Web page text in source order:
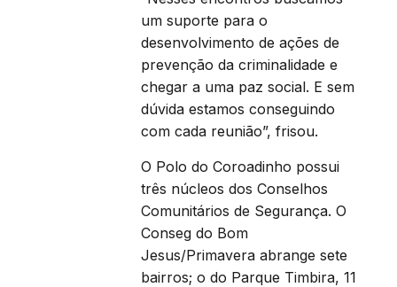
um suporte para o
desenvolvimento de ações de
prevenção da criminalidade e
chegar a uma paz social. E sem
dúvida estamos conseguindo
com cada reunião”, frisou.
O Polo do Coroadinho possui
três núcleos dos Conselhos
Comunitários de Segurança. O
Conseg do Bom
Jesus/Primavera abrange sete
bairros; o do Parque Timbira, 11